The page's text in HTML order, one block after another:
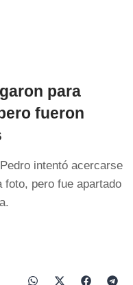
para
fueron
intentó acercarse
pero fue apartado